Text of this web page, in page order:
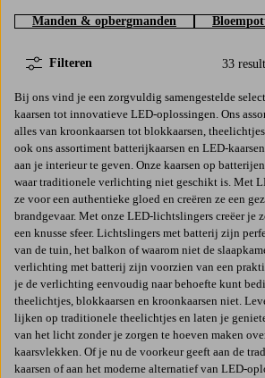
Manden & opbergmanden
33
Filteren
Bij ons vind je een zorgvuldig samengestelde
kaarsen tot innovatieve LED-oplossingen. Ons
alles van kroonkaarsen tot blokkaarsen,
ook ons ​​assortiment batterijkaarsen en LED-
aan je interieur te geven. Onze kaarsen op
waar traditionele verlichting niet geschikt is. Met
ze voor een authentieke gloed en creëren ze een
brandgevaar. Met onze LED-lichtslingers creëer je
een knusse sfeer. Lichtslingers met batterij zijn
van de tuin, het balkon of waarom niet de
verlichting met batterij zijn voorzien van een
je de verlichting eenvoudig naar behoefte kunt
theelichtjes, blokkaarsen en kroonkaarsen niet.
lijken op traditionele theelichtjes en laten je
van het licht zonder je zorgen te hoeven maken
kaarsvlekken. Of je nu de voorkeur geeft aan de
kaarsen of aan het moderne alternatief van LED-